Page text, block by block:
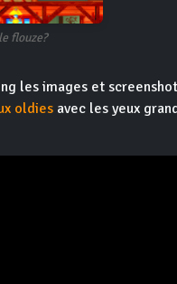
flouze?
les images et
oldies avec les yeux